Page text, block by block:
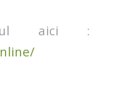
aici :